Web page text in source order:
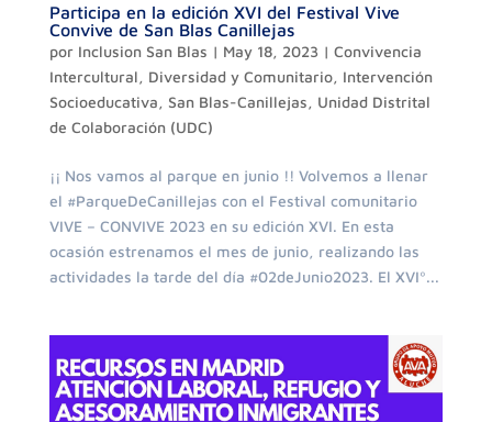
Participa en la edición XVI del Festival Vive
Convive de San Blas Canillejas
por Inclusion San Blas | May 18, 2023 | Convivencia
Intercultural, Diversidad y Comunitario, Intervención
Socioeducativa, San Blas-Canillejas, Unidad Distrital
de Colaboración (UDC)
¡¡ Nos vamos al parque en junio !! Volvemos a llenar
el #ParqueDeCanillejas con el Festival comunitario
VIVE – CONVIVE 2023 en su edición XVI. En esta
ocasión estrenamos el mes de junio, realizando las
actividades la tarde del día #02deJunio2023. El XVIº...